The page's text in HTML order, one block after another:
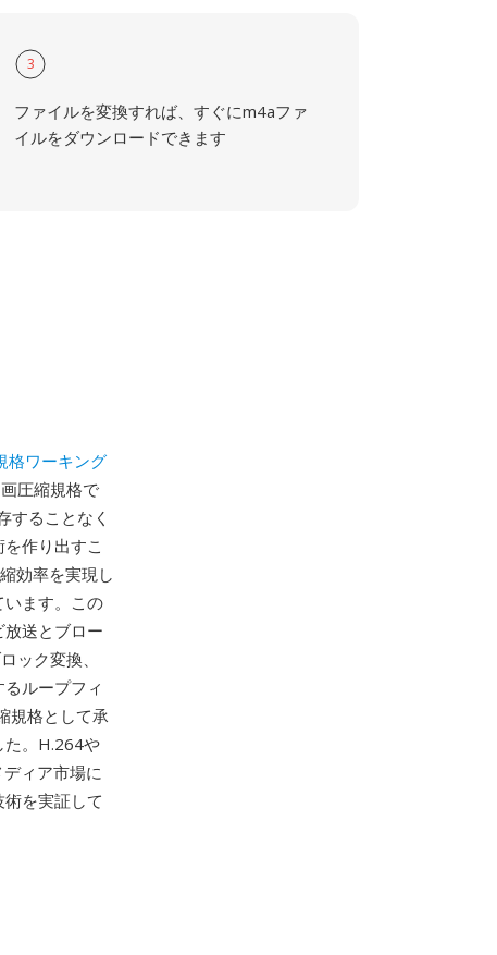
3
ファイルを変換すれば、すぐにm4aファ
イルをダウンロードできます
格ワーキング
圧縮規格で
することなく
作り出すこ
効率を実現し
ます。この
送とブロー
ック変換、
ループフィ
規格として承
た。H.264や
ィア市場に
を実証して